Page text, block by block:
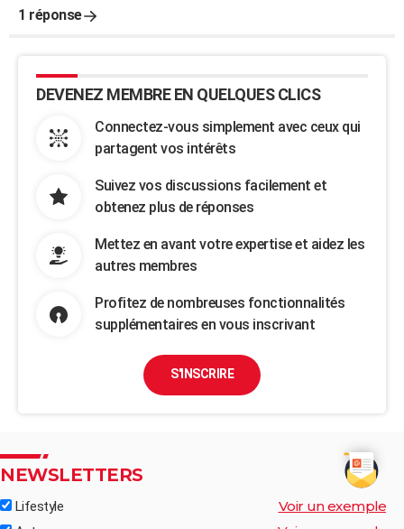
1 réponse
DEVENEZ MEMBRE EN QUELQUES CLICS
Connectez-vous simplement avec ceux qui
partagent vos intérêts
Suivez vos discussions facilement et
obtenez plus de réponses
Mettez en avant votre expertise et aidez les
autres membres
Profitez de nombreuses fonctionnalités
supplémentaires en vous inscrivant
S'INSCRIRE
NEWSLETTERS
Lifestyle Voir un exemple